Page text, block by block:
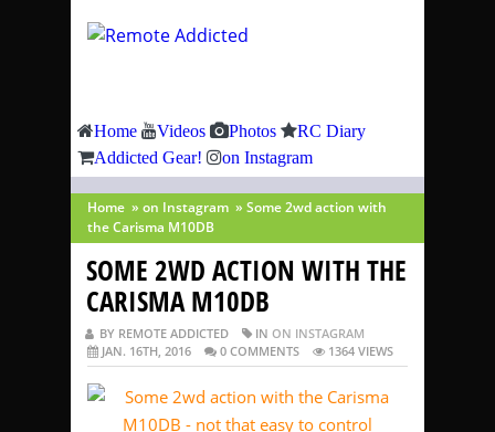
Home Videos Photos
RC Diary
Addicted Gear!
on Instagram
Home » on Instagram » Some 2wd action with
the Carisma M10DB
SOME 2WD ACTION WITH THE
CARISMA M10DB
BY REMOTE ADDICTED IN ON INSTAGRAM
JAN. 16TH, 2016
0 COMMENTS 1364 VIEWS